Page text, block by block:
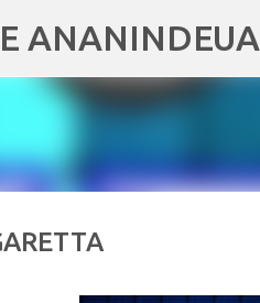
ANANINDEUA